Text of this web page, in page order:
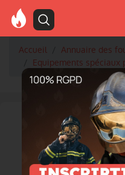
Accueil
Annuaire des
Equipements spéciaux